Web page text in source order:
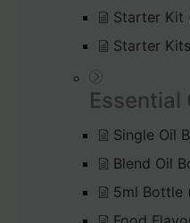
Starter Kit
Starter
Essential
Single Oil
Blend Oil
5ml Bottle